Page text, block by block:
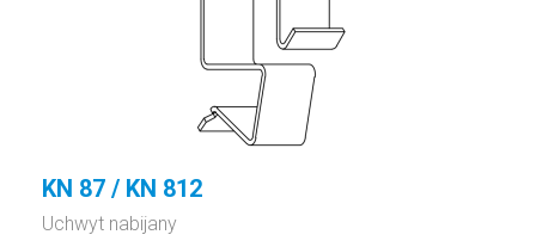
KN 87 / KN 812
Uchwyt nabijany